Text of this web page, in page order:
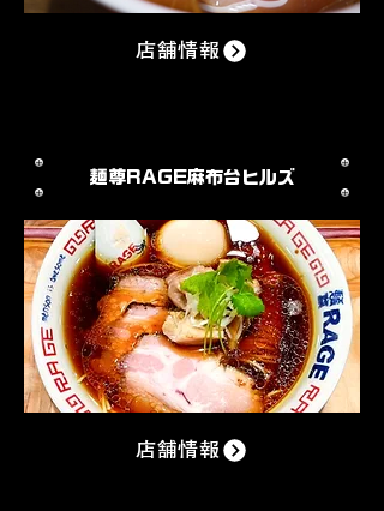
店舗情報
麺尊RAGE​麻布台ヒルズ
店舗情報